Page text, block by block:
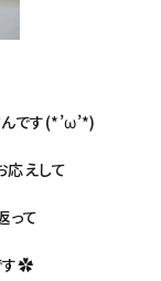
んです(*’ω’*)
応えして
って
す✿